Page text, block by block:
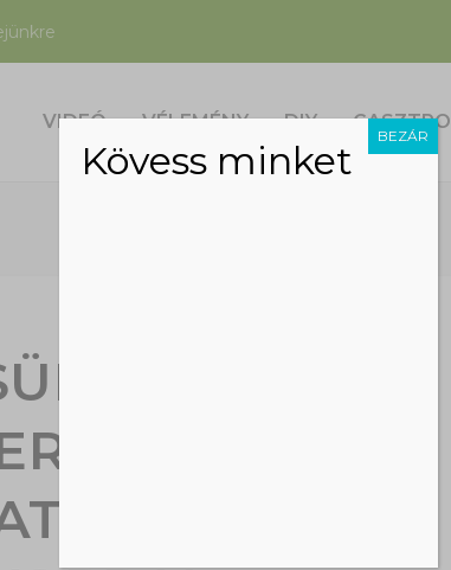
VIDEÓ VÉLEMÉNY DIY GASZTRO
EZEN A
KEDDEN
Kövess minket
BEZÁR